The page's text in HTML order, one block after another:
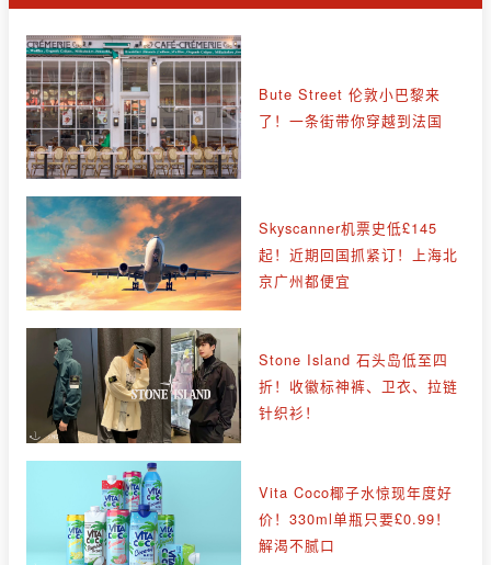
Bute Street 伦敦小巴黎来
了！一条街带你穿越到法国
Skyscanner机票史低£145
起！近期回国抓紧订！上海北
京广州都便宜
Stone Island 石头岛低至四
折！收徽标神裤、卫衣、拉链
针织衫！
Vita Coco椰子水惊现年度好
价！330ml单瓶只要£0.99！
解渴不腻口